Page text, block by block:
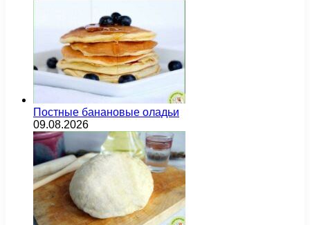
Постные банановые оладьи
09.08.2026